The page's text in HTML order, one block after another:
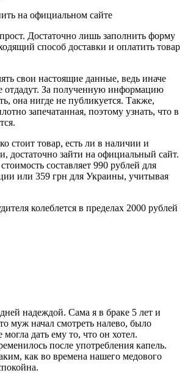
на официальном сайте
Достаточно лишь заполнить форму
способ доставки и оплатить товар
свои настоящие данные, ведь иначе
отдадут. За полученную информацию
она нигде не публикуется. Также,
запечатанная, поэтому узнать, что в
стоит товар, есть ли в наличии и
достаточно зайти на официальный сайт.
составляет 990 рублей для
или 359 грн для Украины, учитывая
колеблется в пределах 2000 рублей
надеждой. Сама я в браке 5 лет и
муж начал смотреть налево, было
дать ему то, что он хотел.
после употребления капель.
как во времена нашего медового